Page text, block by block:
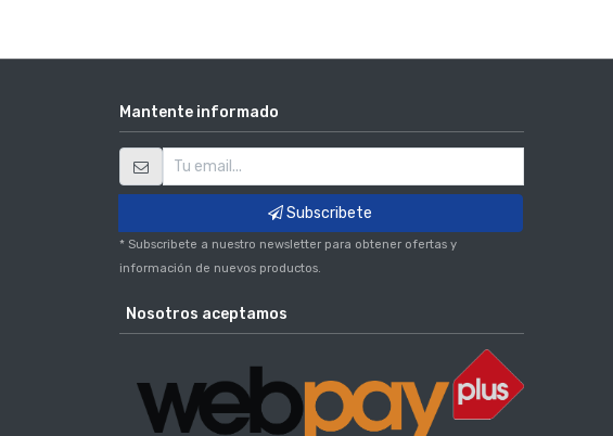
Mantente informado
Subscribete
* Subscribete a nuestro newsletter para obtener ofertas y
información de nuevos productos.
Nosotros aceptamos